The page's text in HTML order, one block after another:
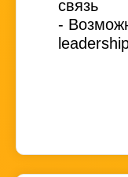
связь
-